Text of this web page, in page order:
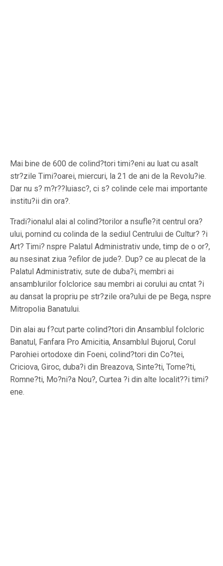
Mai bine de 600 de colind?tori timi?eni au luat cu asalt
str?zile Timi?oarei, miercuri, la 21 de ani de la Revolu?ie.
Dar nu s? m?r??luiasc?, ci s? colinde cele mai importante
institu?ii din ora?.
Tradi?ionalul alai al colind?torilor a nsufle?it centrul ora?
ului, pornind cu colinda de la sediul Centrului de Cultur? ?i
Art? Timi? nspre Palatul Administrativ unde, timp de o or?,
au nsesinat ziua ?efilor de jude?. Dup? ce au plecat de la
Palatul Administrativ, sute de duba?i, membri ai
ansamblurilor folclorice sau membri ai corului au cntat ?i
au dansat la propriu pe str?zile ora?ului de pe Bega, nspre
Mitropolia Banatului.
Din alai au f?cut parte colind?tori din Ansamblul folcloric
Banatul, Fanfara Pro Amicitia, Ansamblul Bujorul, Corul
Parohiei ortodoxe din Foeni, colind?tori din Co?tei,
Criciova, Giroc, duba?i din Breazova, Sinte?ti, Tome?ti,
Romne?ti, Mo?ni?a Nou?, Curtea ?i din alte localit??i timi?
ene.